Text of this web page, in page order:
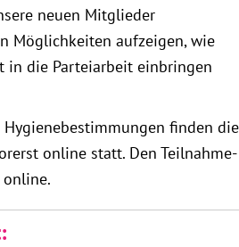
neuen Mitglieder
Möglich­keiten aufzeigen, wie
in die Parteiarbeit einbringen
finden die
online statt. Den Teilnahme-